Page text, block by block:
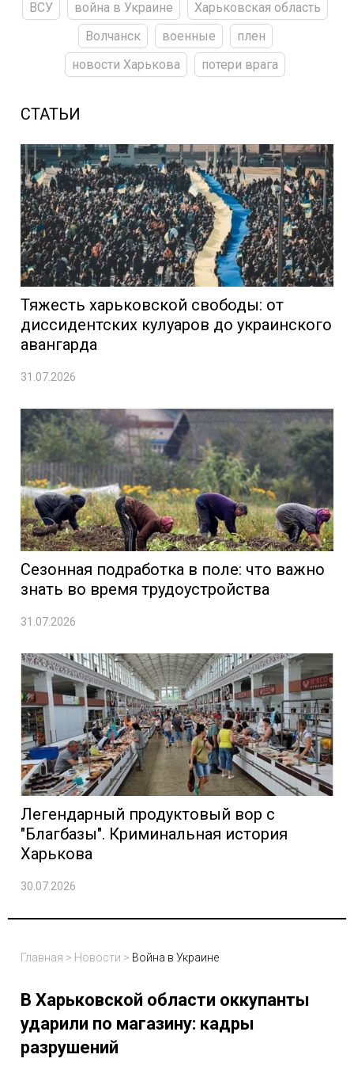
ВСУ война в Украине
Харьковская область
Волчанск
военные
плен
новости Харькова
потери врага
СТАТЬИ
Тяжесть харьковской свободы: от
диссидентских кулуаров до украинского
авангарда
31.07.2026
Сезонная подработка в поле: что важно
знать во время трудоустройства
31.07.2026
Легендарный продуктовый вор с
"Благбазы". Криминальная история
Харькова
30.07.2026
Главная > Новости > Война в Украине
В Харьковской области оккупанты
ударили по магазину: кадры
разрушений